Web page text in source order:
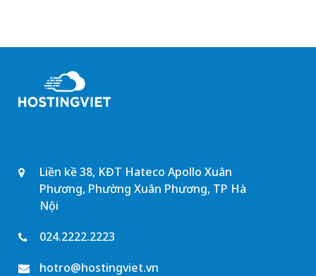
Liền kề 38, KĐT Hateco Apollo Xuân
Phương, Phường Xuân Phương, TP Hà
Nội
024.2222.2223
hotro@hostingviet.vn